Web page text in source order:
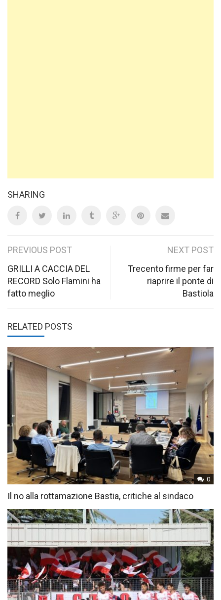
SHARING
Post
navigation
PREVIOUS POST
GRILLI A CACCIA DEL
RECORD Solo Flamini ha
fatto meglio
NEXT POST
Trecento firme per far
riaprire il ponte di
Bastiola
RELATED POSTS
0
Il no alla rottamazione Bastia, critiche al sindaco